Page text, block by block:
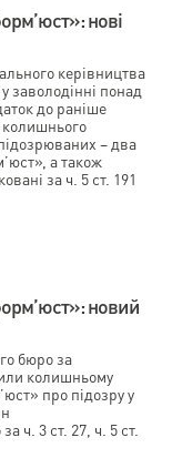
нові
керівництва
заволодінні понад
до раніше
колишнього
– два
а також
за ч. 5 ст. 191
новий
бюро за
колишньому
про підозру у
ч. 3 ст. 27, ч. 5 ст.